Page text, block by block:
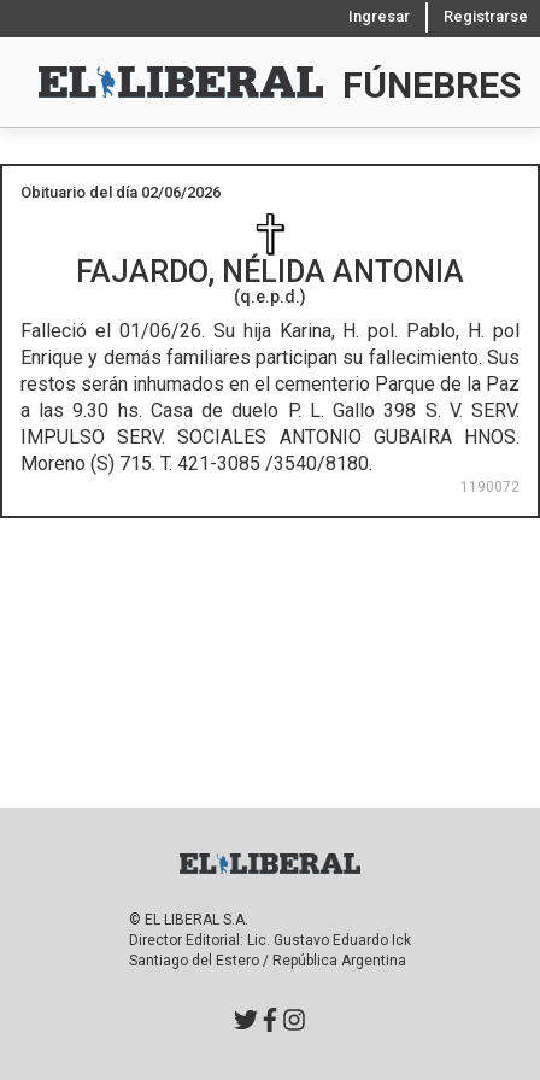
Ingresar Registrarse
FÚNEBRES
Obituario del día 02/06/2026
FAJARDO, NÉLIDA ANTONIA
(q.e.p.d.)
Falleció el 01/06/26. Su hija Karina, H. pol. Pablo, H. pol
Enrique y demás familiares participan su fallecimiento. Sus
restos serán inhumados en el cementerio Parque de la Paz
a las 9.30 hs. Casa de duelo P. L. Gallo 398 S. V. SERV.
IMPULSO SERV. SOCIALES ANTONIO GUBAIRA HNOS.
Moreno (S) 715. T. 421-3085 /3540/8180.
1190072
© EL LIBERAL S.A.
Director Editorial: Lic. Gustavo Eduardo Ick
Santiago del Estero / República Argentina